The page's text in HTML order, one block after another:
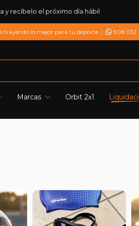
y recíbelo el próximo día hábil
trayendo lo mejor para tu deporte | 908 932
Marcas Orbit 2x1